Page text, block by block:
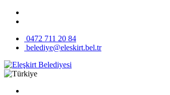
0472 711 20 84
belediye@eleskirt.bel.tr